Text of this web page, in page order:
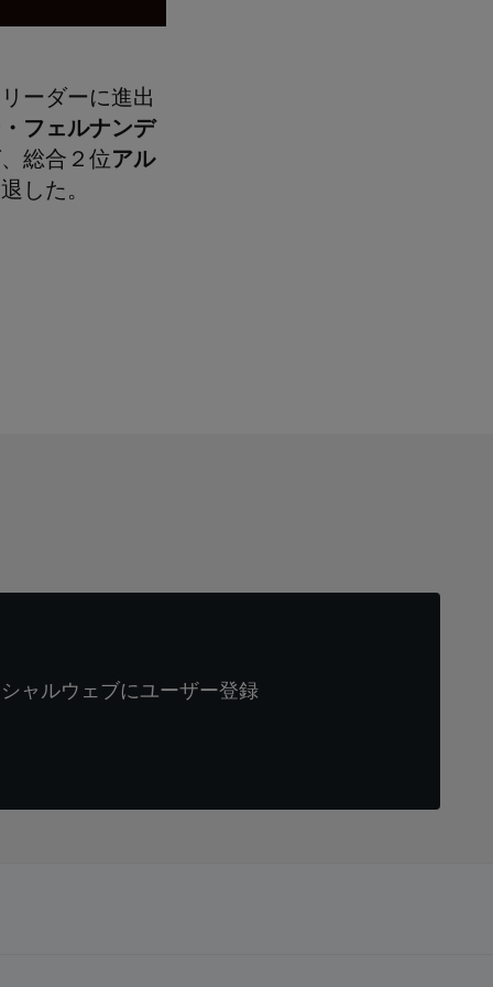
ーダーに進出
フェルナンデ
総合２位 アル
した。
ャルウェブにユーザー登録